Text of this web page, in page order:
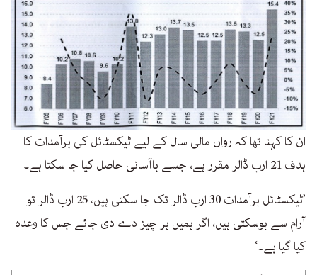
ان کا کہنا تھا کہ رواں مالی سال کے لیے ٹیکسٹائل کی برآمدات کا
ہدف 21 ارب ڈالر مقرر ہے، جسے باآسانی حاصل کیا جا سکتا ہے۔
’ٹیکسٹائل برآمدات 30 ارب ڈالر تک جا سکتی ہیں، 25 ارب ڈالر تو
آرام سے ہوسکتی ہیں، اگر ہمیں ہر چیز دے دی جائے جس کا وعدہ
کیا گیا ہے۔‘